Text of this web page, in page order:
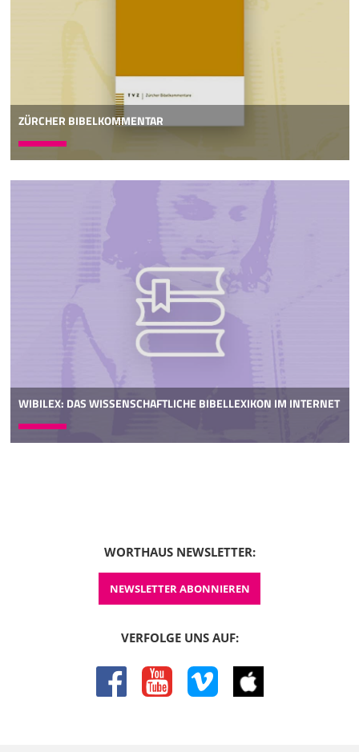
ZÜRCHER BIBELKOMMENTAR
WIBILEX: DAS WISSENSCHAFTLICHE BIBELLEXIKON IM INTERNET
WORTHAUS NEWSLETTER:
NEWSLETTER ABONNIEREN
VERFOLGE UNS AUF:
facebook youtube vimeo itunes